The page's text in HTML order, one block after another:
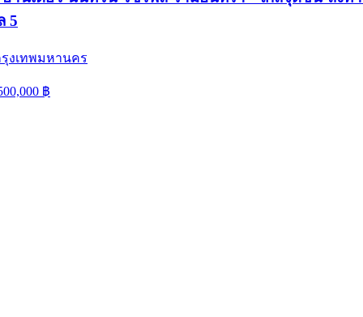
5
รุงเทพมหานคร
฿